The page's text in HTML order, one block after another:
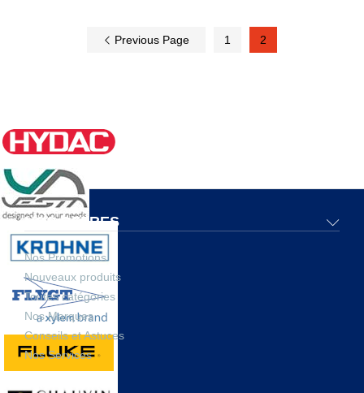
Previous Page 1 2
NOS OFFRES
Nos Promotions
Nouveaux produits
Toutes catégories
Nos Marques
Conseils et Astuces
Nos Services